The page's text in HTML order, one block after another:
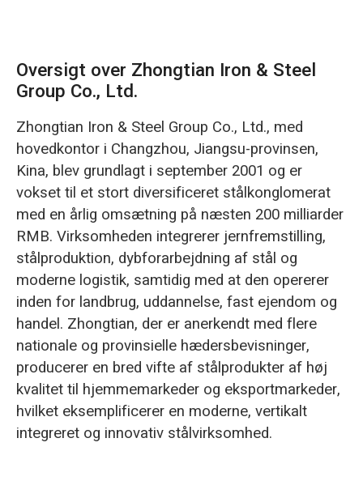
Oversigt over Zhongtian Iron & Steel
Group Co., Ltd.
Zhongtian Iron & Steel Group Co., Ltd., med
hovedkontor i Changzhou, Jiangsu-provinsen,
Kina, blev grundlagt i september 2001 og er
vokset til et stort diversificeret stålkonglomerat
med en årlig omsætning på næsten 200 milliarder
RMB. Virksomheden integrerer jernfremstilling,
stålproduktion, dybforarbejdning af stål og
moderne logistik, samtidig med at den opererer
inden for landbrug, uddannelse, fast ejendom og
handel. Zhongtian, der er anerkendt med flere
nationale og provinsielle hædersbevisninger,
producerer en bred vifte af stålprodukter af høj
kvalitet til hjemmemarkeder og eksportmarkeder,
hvilket eksemplificerer en moderne, vertikalt
integreret og innovativ stålvirksomhed.